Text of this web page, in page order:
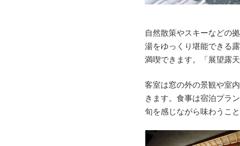
自然散策やスキーなどの
湯をゆっくり堪能できる
満喫できます。「展望露
客室は窓の外の景観や室
きます。食事は宿泊プラ
旬を感じながら味わうこ